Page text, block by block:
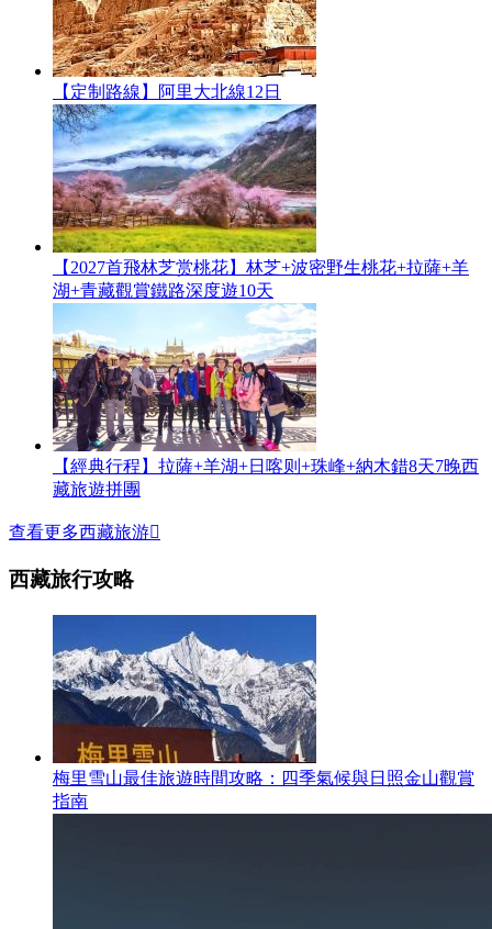
【定制路線】阿里大北線12日
【2027首飛林芝赏桃花】林芝+波密野生桃花+拉薩+羊
湖+青藏觀賞鐵路深度遊10天
【經典行程】拉薩+羊湖+日喀则+珠峰+納木錯8天7晚西
藏旅遊拼團
查看更多西藏旅游
西藏旅行攻略
梅里雪山最佳旅遊時間攻略：四季氣候與日照金山觀賞
指南